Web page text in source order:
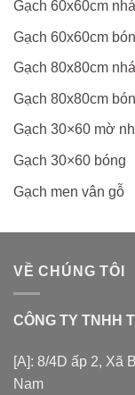
Gạch 60x60cm
Gạch 60x60cm
Gạch 80x80cm
Gạch 80x80cm
Gạch 30×60 mờ
Gạch 30×60 bóng
Gạch men vân gỗ
VỀ CHÚNG TÔI
CÔNG TY TNHH
[A]: 8/4D ấp 2, Xã
Nam